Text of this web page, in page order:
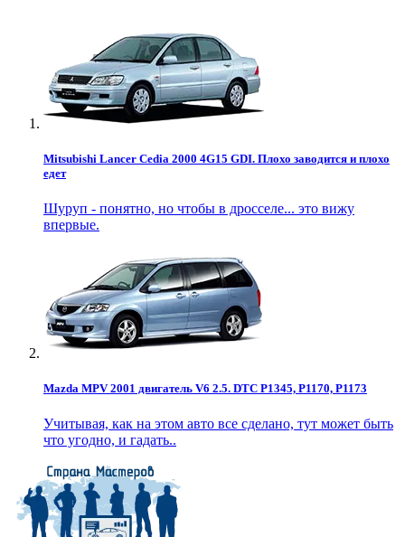
Mitsubishi Lancer Cedia 2000 4G15 GDI. Плохо заводится и плохо
едет
Шуруп - понятно, но чтобы в дросселе... это вижу
впервые.
Mazda MPV 2001 двигатель V6 2.5. DTC P1345, P1170, P1173
Учитывая, как на этом авто все сделано, тут может быть
что угодно, и гадать..